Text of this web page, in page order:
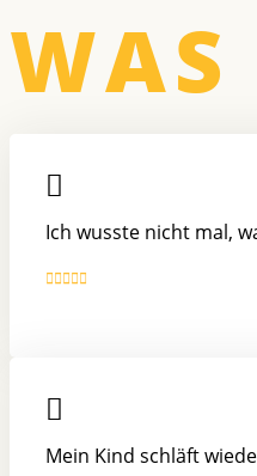
WAS
Ich wusste nicht mal,
Mein Kind schläft